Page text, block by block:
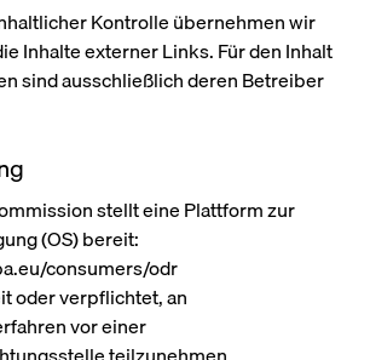
Seiten
Projekte
Kontrolle übernehmen wir
Inhalte externer Links. Für den Inhalt
sind ausschließlich deren Betreiber
stellt eine Plattform zur
(OS) bereit:
consumers/odr
oder verpflichtet, an
vor einer